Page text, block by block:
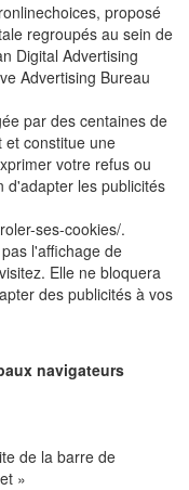
proposé
regroupés au sein de
Digital Advertising
Advertising Bureau
par des centaines de
et constitue une
votre refus ou
d'adapter les publicités
ses-cookies/.
l'affichage de
Elle ne bloquera
des publicités à vos
navigateurs
de la barre de
»